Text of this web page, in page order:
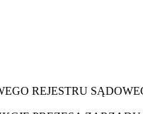
REJESTRU